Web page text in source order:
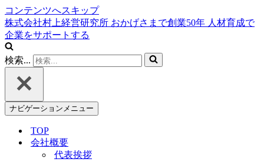
コンテンツへスキップ
株式会社村上経営研究所 おかげさまで創業50年 人材育成で
企業をサポートする
検索...
ナビゲーションメニュー
TOP
会社概要
代表挨拶